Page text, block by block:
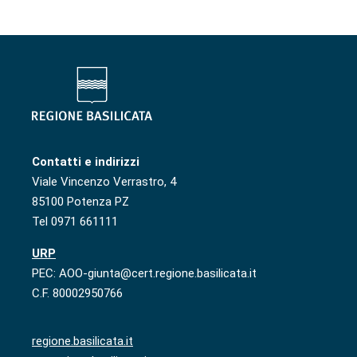
Contatti e indirizzi
Viale Vincenzo Verrastro, 4
85100 Potenza PZ
Tel 0971 661111
URP
PEC: AOO-giunta@cert.regione.basilicata.it
C.F. 80002950766
regione.basilicata.it